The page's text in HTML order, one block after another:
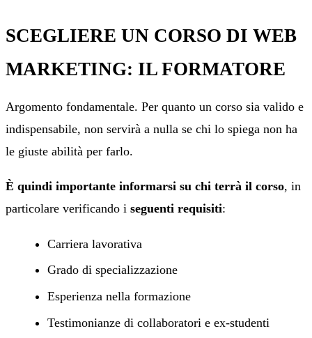
SCEGLIERE UN CORSO DI WEB
MARKETING: IL FORMATORE
Argomento fondamentale. Per quanto un corso sia valido e
indispensabile, non servirà a nulla se chi lo spiega non ha
le giuste abilità per farlo.
È quindi importante informarsi su chi terrà il corso, in
particolare verificando i seguenti requisiti:
Carriera lavorativa
Grado di specializzazione
Esperienza nella formazione
Testimonianze di collaboratori e ex-studenti